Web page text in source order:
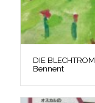
DIE
Bennent